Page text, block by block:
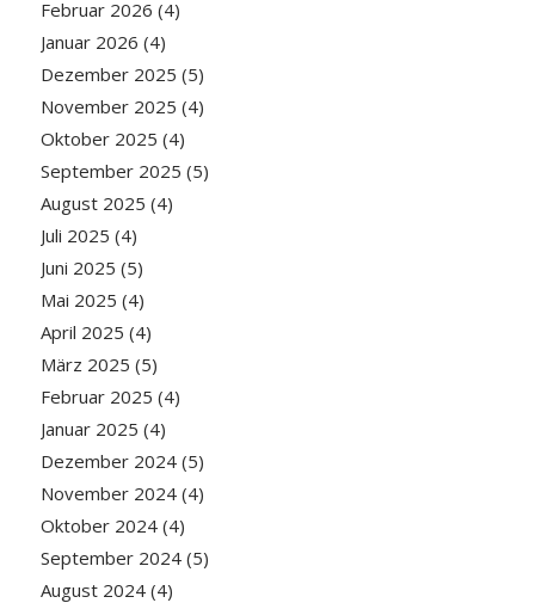
Februar 2026 (4)
Januar 2026 (4)
Dezember 2025 (5)
November 2025 (4)
Oktober 2025 (4)
September 2025 (5)
August 2025 (4)
Juli 2025 (4)
Juni 2025 (5)
Mai 2025 (4)
April 2025 (4)
März 2025 (5)
Februar 2025 (4)
Januar 2025 (4)
Dezember 2024(5)
November 2024(4)
Oktober 2024(4)
September 2024(5)
August 2024(4)